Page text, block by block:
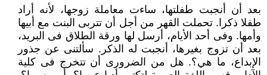
بعد أن أنجبت طفلتها، ساءت معاملة زوجها، لأنه أراد
طفلا ذكرا. تحملت القهر من أجل أن تتربى البنت مع أبيها
وأمها. وفى أحد الأيام، أرسل لها ورقة الطلاق فى البريد،
بعد أن تزوج بغيرها، أنجبت له الذكر. سألتنى عن جذور
الإبداع، ما هي؟. هل من الضرورى أن تتخرج فى كلية